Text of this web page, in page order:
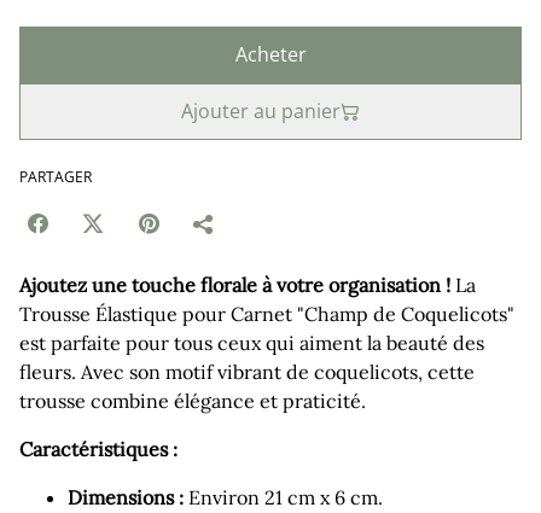
Acheter
Ajouter au panier
PARTAGER
Ajoutez une touche florale à votre organisation ! La
Trousse Élastique pour Carnet "Champ de Coquelicots"
est parfaite pour tous ceux qui aiment la beauté des
fleurs. Avec son motif vibrant de coquelicots, cette
trousse combine élégance et praticité.
Caractéristiques :
Dimensions : Environ 21 cm x 6 cm.